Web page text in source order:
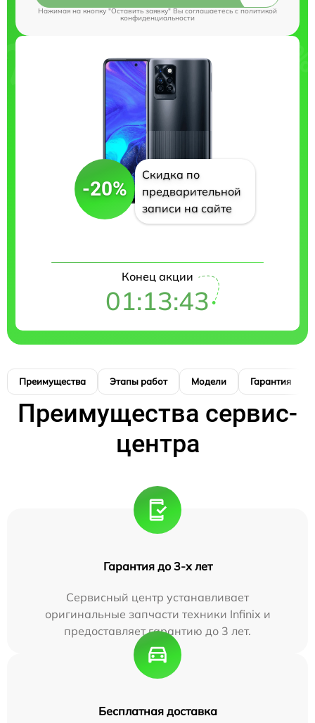
Нажимая на кнопку "Оставить заявку" Вы соглашаетесь cполитикой
конфиденциальности
-20%
Скидка по
предварительной
записи на сайте
Конец акции
01:13:42
Преимущества Этапы работ Модели Гарантия
Преимущества сервис-
центра
Гарантия до 3-х лет
Сервисный центр устанавливает
оригинальные запчасти техники Infinix и
предоставляет гарантию до 3 лет.
Бесплатная доставка